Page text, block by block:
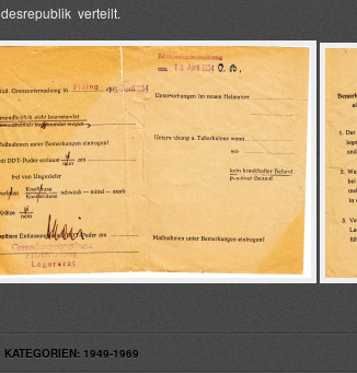
verteilt.
KATEGORIEN: 1949-1969